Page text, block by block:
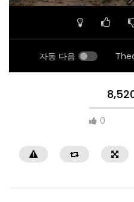
자동 다음
0